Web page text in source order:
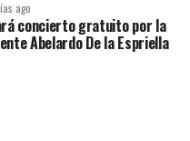
ago
concierto gratuito por la
Abelardo De la Espriella